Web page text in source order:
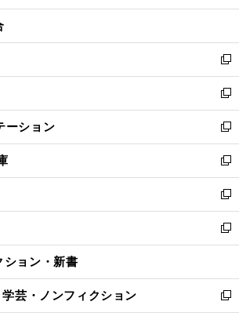
開
ウ
開
く
ン
ウ
で
開
く
ウ
ン
ド
ウ
で
開
く
新
し
い
ウ
ィ
ン
ド
ウ
で
開
く
新
し
い
ウ
ィ
ン
ド
ウ
で
開
ーション
新
し
い
ウ
ィ
ン
ド
ウ
開
く
新
し
い
ウ
ィ
ン
ウ
で
開
新
し
い
ウ
ン
ド
ウ
新
し
ウ
ィ
ション・新書
芸・ノンフィクション
新